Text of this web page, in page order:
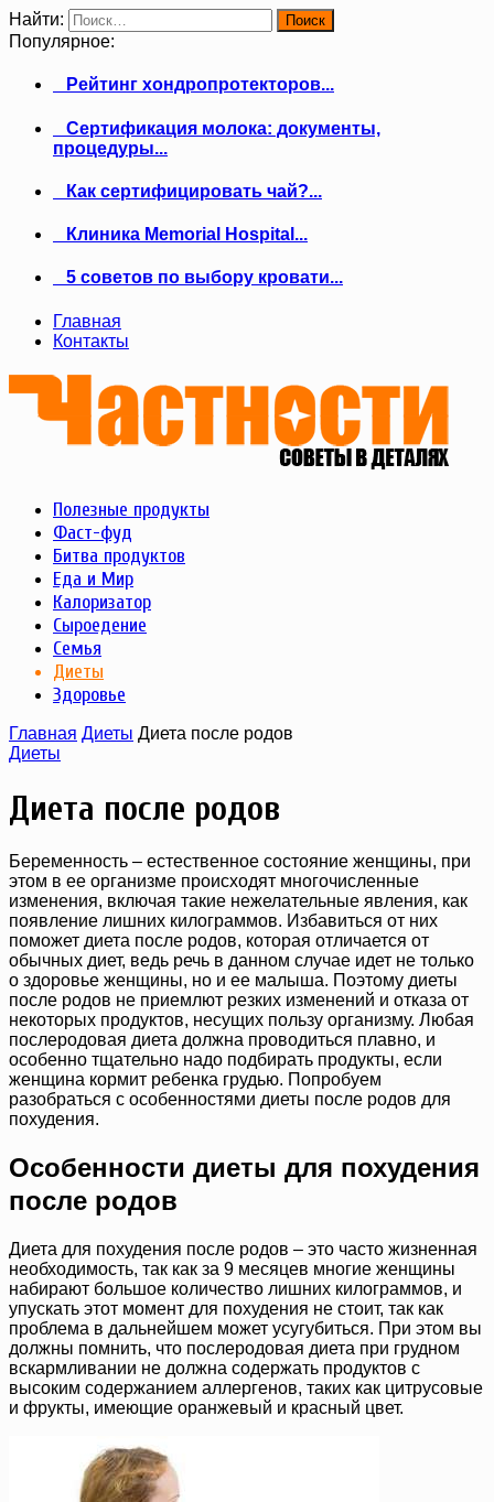
Найти:
Популярное:
Рейтинг хондропротекторов...
Сертификация молока: документы,
процедуры...
Как сертифицировать чай?...
Клиника Memorial Hospital...
5 советов по выбору кровати...
Главная
Контакты
Полезные продукты
Фаст-фуд
Битва продуктов
Еда и Мир
Калоризатор
Сыроедение
Семья
Диеты
Здоровье
Главная Диеты Диета после родов
Диеты
Диета после родов
Беременность – естественное состояние женщины, при
этом в ее организме происходят многочисленные
изменения, включая такие нежелательные явления, как
появление лишних килограммов. Избавиться от них
поможет диета после родов, которая отличается от
обычных диет, ведь речь в данном случае идет не только
о здоровье женщины, но и ее малыша. Поэтому диеты
после родов не приемлют резких изменений и отказа от
некоторых продуктов, несущих пользу организму. Любая
послеродовая диета должна проводиться плавно, и
особенно тщательно надо подбирать продукты, если
женщина кормит ребенка грудью. Попробуем
разобраться с особенностями диеты после родов для
похудения.
Особенности диеты для похудения
после родов
Диета для похудения после родов – это часто жизненная
необходимость, так как за 9 месяцев многие женщины
набирают большое количество лишних килограммов, и
упускать этот момент для похудения не стоит, так как
проблема в дальнейшем может усугубиться. При этом вы
должны помнить, что послеродовая диета при грудном
вскармливании не должна содержать продуктов с
высоким содержанием аллергенов, таких как цитрусовые
и фрукты, имеющие оранжевый и красный цвет.